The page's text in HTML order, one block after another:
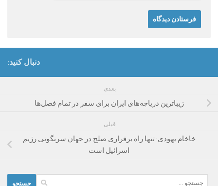
دنبال کنید:
بعدی
زیباترین دریاچه‌های ایران برای سفر در تمام فصل‌ها
قبلی
خاخام یهودی: تنها راه برقراری صلح در جهان سرنگونی رژیم
اسرائیل است